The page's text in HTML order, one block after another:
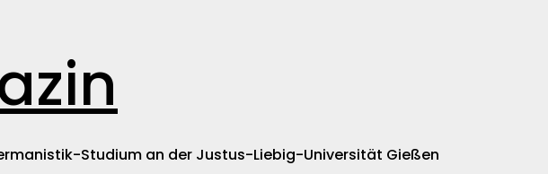
Studium an der Justus-Liebig-Universität Gießen